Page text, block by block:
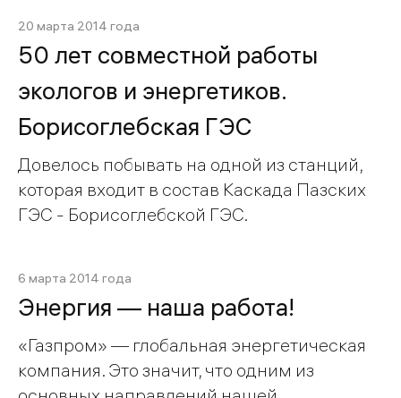
20 марта 2014 года
50 лет совместной работы
экологов и энергетиков.
Борисоглебская ГЭС
Довелось побывать на одной из станций,
которая входит в состав Каскада Пазских
ГЭС - Борисоглебской ГЭС.
6 марта 2014 года
Энергия — наша работа!
«Газпром» — глобальная энергетическая
компания. Это значит, что одним из